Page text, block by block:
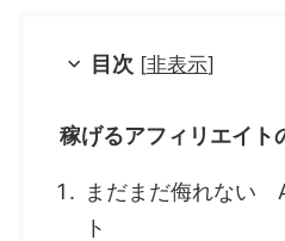
目次 [非表示]
稼げるアフィリエイト
まだまだ侮れない
ト